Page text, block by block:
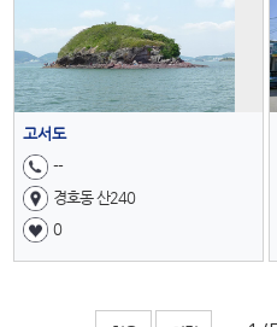
고서도
--
경호동 산240
0